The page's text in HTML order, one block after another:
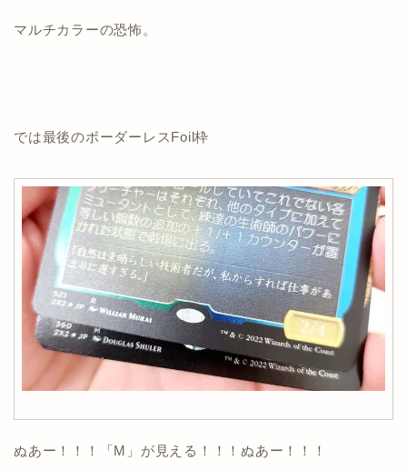
マルチカラーの恐怖。
では最後のボーダーレスFoil枠
ぬあー！！！「M」が見える！！！ぬあー！！！